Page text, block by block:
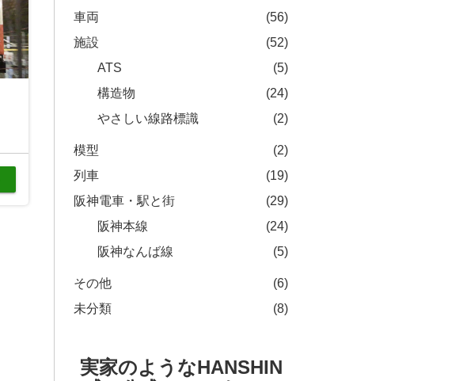
車両
(56)
施設
(52)
ATS
(5)
構造物
(24)
やさしい線路標識
(2)
模型
(2)
列車
(19)
阪神電車・駅と街
(29)
阪神本線
(24)
阪神なんば線
(5)
その他
(6)
未分類
(8)
実家のようなHANSHIN